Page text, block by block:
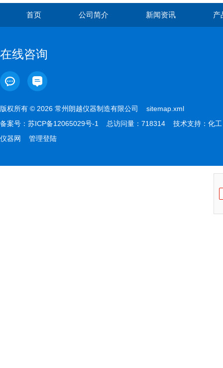
首页 公司简介 新闻资讯 产
在线咨询
版权所有 © 2026 常州朗越仪器制造有限公司 sitemap.xml
备案号： 苏ICP备12065029号-1 总访问量：718314 技术支持： 化工
仪器网
管理登陆